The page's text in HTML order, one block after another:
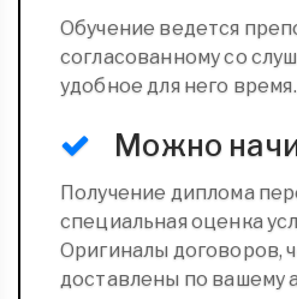
Обучение ведется
согласованному со
удобное для него время.
Можно
Получение диплома
специальная оценка
Оригиналы договоров,
доставлены по вашему